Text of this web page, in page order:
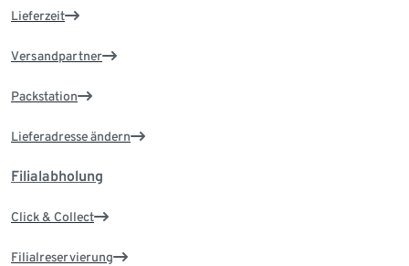
Lieferzeit
Versandpartner
Packstation
Lieferadresse ändern
Filialabholung
Click & Collect
Filialreservierung